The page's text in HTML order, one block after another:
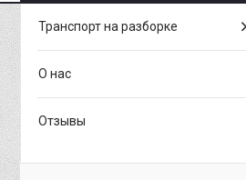
Транспорт на разборке
О нас
Отзывы